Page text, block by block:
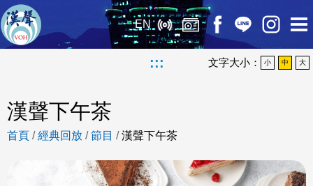
EN
::: 文字大小： 小 中 大
漢聲下午茶
首頁 /經典回放 /節目 /漢聲下午茶